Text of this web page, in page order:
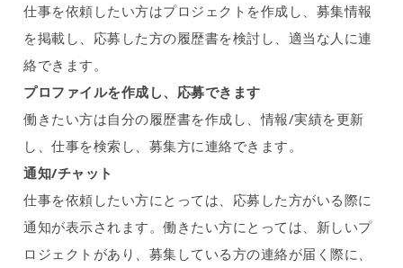
仕事を依頼したい方はプロジェクトを作成し、募集情報
を掲載し、応募した方の履歴書を検討し、適当な人に連
絡できます。
プロファイルを作成し、応募できます
働きたい方は自分の履歴書を作成し、情報/実績を更新
し、仕事を検索し、募集方に連絡できます。
通知/チャット
仕事を依頼したい方にとっては、応募した方がいる際に
通知が表示されます。働きたい方にとっては、新しいプ
ロジェクトがあり、募集している方の連絡が届く際に、